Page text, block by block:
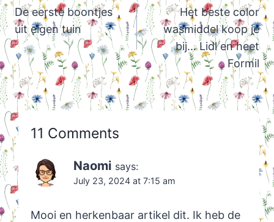
navigation
De eerste boontjes
uit eigen tuin
Het beste color
wasmiddel koop je
bij… Lidl en heet
Formil
11 Comments
Naomi says:
July 23, 2024 at 7:15 am
Mooi en herkenbaar artikel dit. Ik heb de